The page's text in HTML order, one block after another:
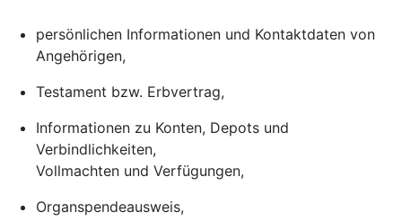
persönlichen Informationen und Kontaktdaten von
Angehörigen,
Testament bzw. Erbvertrag,
Informationen zu Konten, Depots und
Verbindlichkeiten,
Vollmachten und Verfügungen,
Organspendeausweis,